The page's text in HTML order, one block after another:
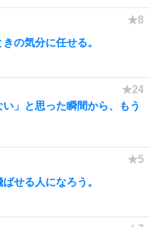
の気分に任せる。
い」と思った瞬間から、もう
せる人になろう。